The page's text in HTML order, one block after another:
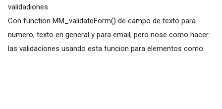
validadiones
Con function MM_validateForm() de campo de texto para
numero, texto en general y para email, pero nose como hacer
las validaciones usando esta funcion para elementos como: